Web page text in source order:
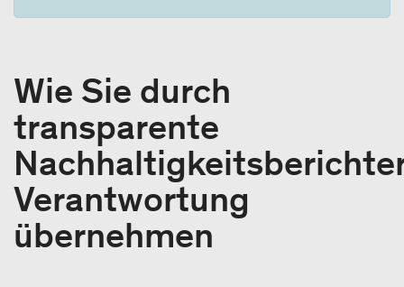
Wie Sie durch
transparente
Verantwortung
übernehmen